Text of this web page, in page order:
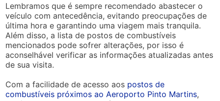
Lembramos que é sempre recomendado abastecer o
veículo com antecedência, evitando preocupações de
última hora e garantindo uma viagem mais tranquila.
Além disso, a lista de postos de combustíveis
mencionados pode sofrer alterações, por isso é
aconselhável verificar as informações atualizadas antes
de sua visita.
Com a facilidade de acesso aos postos de
combustíveis próximos ao Aeroporto Pinto Martins,